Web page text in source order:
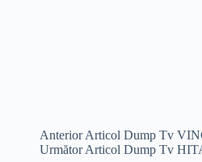
AnteriorArticol Dump Tv
UrmătorArticol Dump Tv